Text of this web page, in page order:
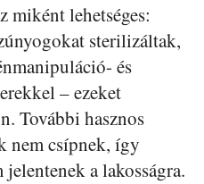
miként lehetséges:
sterilizáltak,
és
– ezeket
További hasznos
nem csípnek, így
a lakosságra.